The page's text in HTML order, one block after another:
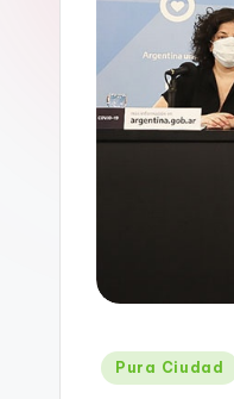
A
Posted
Pura Ciudad